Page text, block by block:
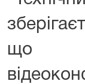
що